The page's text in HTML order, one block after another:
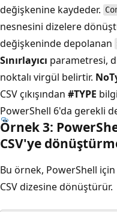
değişkenine kaydeder.
nesnesini dizelere
değişkeninde depolanan
Sınırlayıcı parametresi,
noktalı virgül belirtir.
CSV çıkışından #TYPE
PowerShell 6'da gerekli
Örnek 3: Power
CSV'ye
Bu örnek, PowerShell
CSV dizesine dönüştürür.